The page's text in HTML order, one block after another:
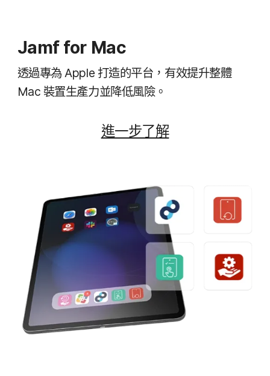
Jamf for Mac
透過​專為 Apple 打造​的​平台，​有效​提升​整體
Mac 裝置​生產力​並​降​低​風險。
進一步​了​解